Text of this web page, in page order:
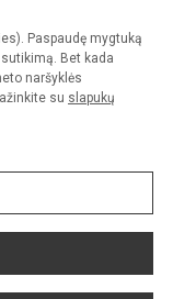
Paspaudę mygtuką
Bet kada
naršyklės
su slapukų
griežtai draudžiama.
politika